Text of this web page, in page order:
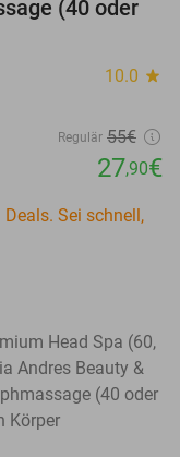
(40 oder
10.0 star
Regulär 55€
27,90€
Sei schnell,
Head Spa (60,
Andres Beauty &
(40 oder
Körper